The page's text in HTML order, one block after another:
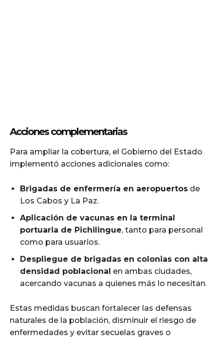
Acciones complementarias
Para ampliar la cobertura, el Gobierno del Estado
implementó acciones adicionales como:
Brigadas de enfermería en aeropuertos de
Los Cabos y La Paz.
Aplicación de vacunas en la terminal
portuaria de Pichilingue, tanto para personal
como para usuarios.
Despliegue de brigadas en colonias con alta
densidad poblacional en ambas ciudades,
acercando vacunas a quienes más lo necesitan.
Estas medidas buscan fortalecer las defensas
naturales de la población, disminuir el riesgo de
enfermedades y evitar secuelas graves o